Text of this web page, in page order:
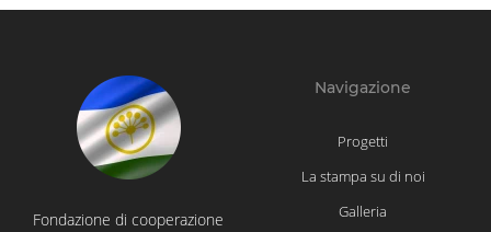
Fondazione di cooperazione
Navigazione
Progetti
La stampa su di noi
Galleria